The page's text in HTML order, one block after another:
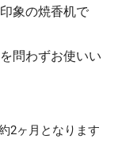
象の焼香机で
問わずお使いい
2ヶ月となります